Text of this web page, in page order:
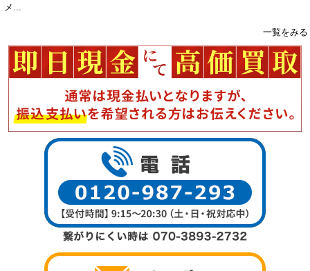
メ...
一覧をみる